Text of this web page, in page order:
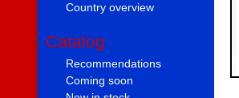
Country overview
Catalog
Recommendations
Coming soon